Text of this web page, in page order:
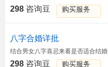
298 咨询豆 购买服务
八字合婚详批
结合男女八字喜忌来看是否适合结婚
298 咨询豆 购买服务